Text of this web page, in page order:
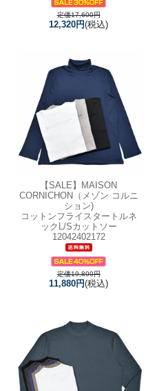
定価17,600円
12,320円(税込)
【SALE】
MAISON
CORNICHON（メゾン コルニ
ション)
コットンフライスタートルネ
ックL/Sカットソー
12042402172
定価19,800円
11,880円(税込)